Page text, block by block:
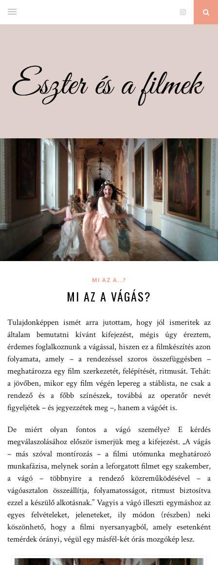
MI AZ A...?
MI AZ A VÁGÁS?
Tulajdonképpen ismét arra jutottam, hogy jól ismeritek az
általam bemutatni kívánt kifejezést, mégis úgy éreztem,
érdemes foglalkoznunk a vágással, hiszen ez a filmkészítés azon
folyamata, amely – a rendezéssel szoros összefüggésben –
meghatározza egy film szerkezetét, felépítését, ritmusát. Tehát:
a jövőben, mikor egy film végén lepereg a stáblista, ne csak a
rendező és a főbb színészek, továbbá az operatőr nevét
figyeljétek – és jegyezzétek meg –, hanem a vágóét is.
De miért olyan fontos a vágó személye? E kérdés
megválaszolásához először ismerjük meg a kifejezést. „A vágás
– más szóval montírozás – a filmi utómunka meghatározó
munkafázisa, melynek során a leforgatott filmet egy szakember,
a vágó – többnyire a rendező közreműködésével – a
vágóasztalon összeállítja, folyamatosságot, ritmust biztosítva
ezzel a készülő alkotásnak.” Vagyis a vágó illeszti egymáshoz az
egyes felvételeket, jeleneteket, ily módon (részben) neki
köszönhető, hogy a filmi nyersanyagból, amely esetenként
temérdek órányi, végül egy másfél-két órás mozgókép lesz.